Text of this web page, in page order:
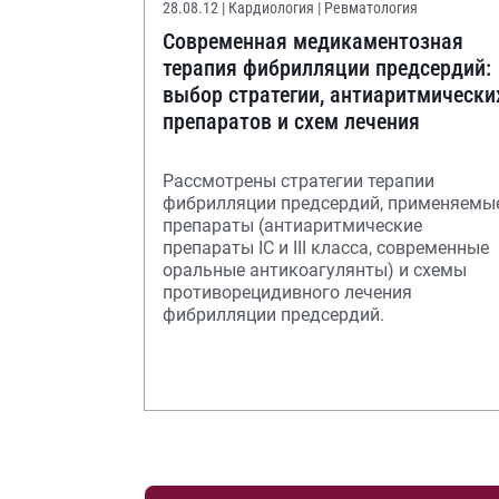
28.08.12 | Кардиология | Ревматология
Современная медикаментозная
терапия фибрилляции предсердий:
выбор стратегии,
препаратов и схем лечения
Рассмотрены стратегии терапии
фибрилляции предсердий,
препараты (антиаритмические
препараты IС и III класса, современные
оральные антикоагулянты) и схемы
противорецидивного лечения
фибрилляции предсердий.